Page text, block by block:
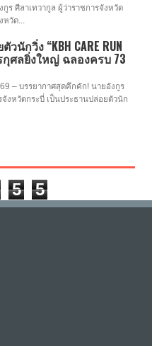
ร ศีลาเทวากูล ผู้ว่าราชการจังหวัด
วัด...
นักวิ่ง “KBH CARE RUN
กุศลยิ่งใหญ่ ฉลองครบ 73
– บรรยากาศสุดคึกคัก! นายอังกูร
จังหวัดกระบี่ เป็นประธานปล่อยตัวนัก
5 5